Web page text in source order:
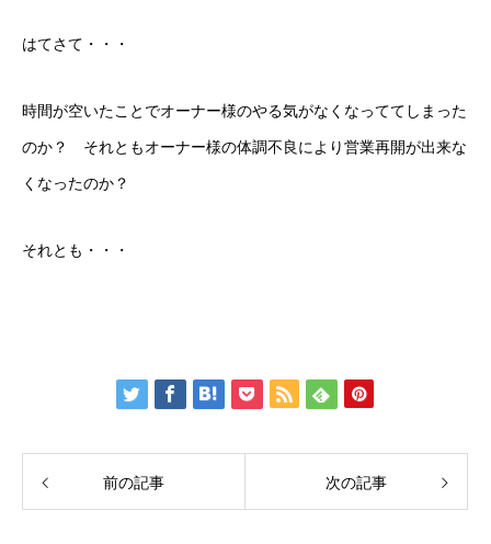
はてさて・・・
時間が空いたことでオーナー様のやる気がなくなっててしまった
のか？ それともオーナー様の体調不良により営業再開が出来な
くなったのか？
それとも・・・
前の記事 次の記事